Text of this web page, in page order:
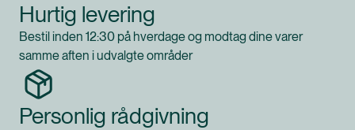
Hurtig levering
Bestil inden 12:30 på hverdage og modtag dine varer
samme aften i udvalgte områder
Personlig rådgivning